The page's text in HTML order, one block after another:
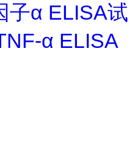
子α ELISA试
α ELISA